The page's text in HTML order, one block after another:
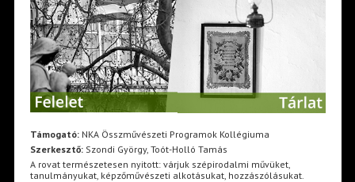
Támogató:NKA Összművészeti Programok Kollégiuma
Szerkesztő:Szondi György, Toót-Holló Tamás
A rovat természetesen nyitott: várjuk szépirodalmi művüket,
tanulmányukat, képzőművészeti alkotásukat, hozzászólásukat.